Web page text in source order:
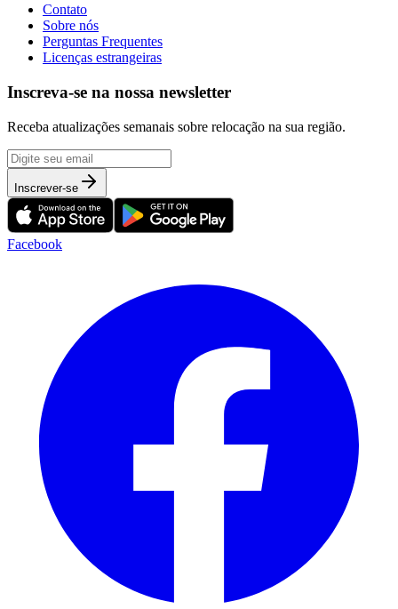
Contato
Sobre nós
Perguntas Frequentes
Licenças estrangeiras
Inscreva-se na nossa newsletter
Receba atualizações semanais sobre relocação na sua região.
Inscrever-se
Facebook